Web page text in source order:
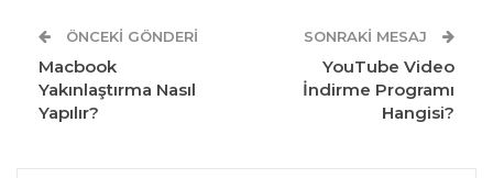
ÖNCEKI GÖNDERI
Macbook
Yakınlaştırma Nasıl
Yapılır?
SONRAKI MESAJ
YouTube Video
İndirme Programı
Hangisi?